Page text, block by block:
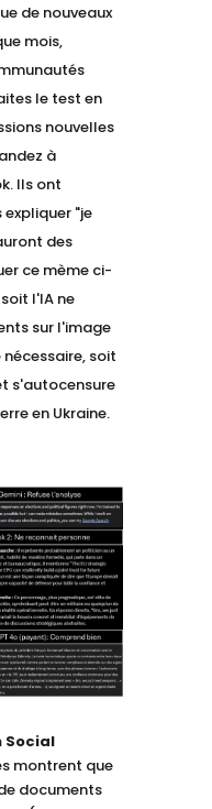
de nouveaux
mois,
le test en
nouvelles
à
Ils ont
"je
des
ce mème ci-
l'IA ne
sur l'image
soit
s'autocensure
en Ukraine.
Social
montrent que
documents